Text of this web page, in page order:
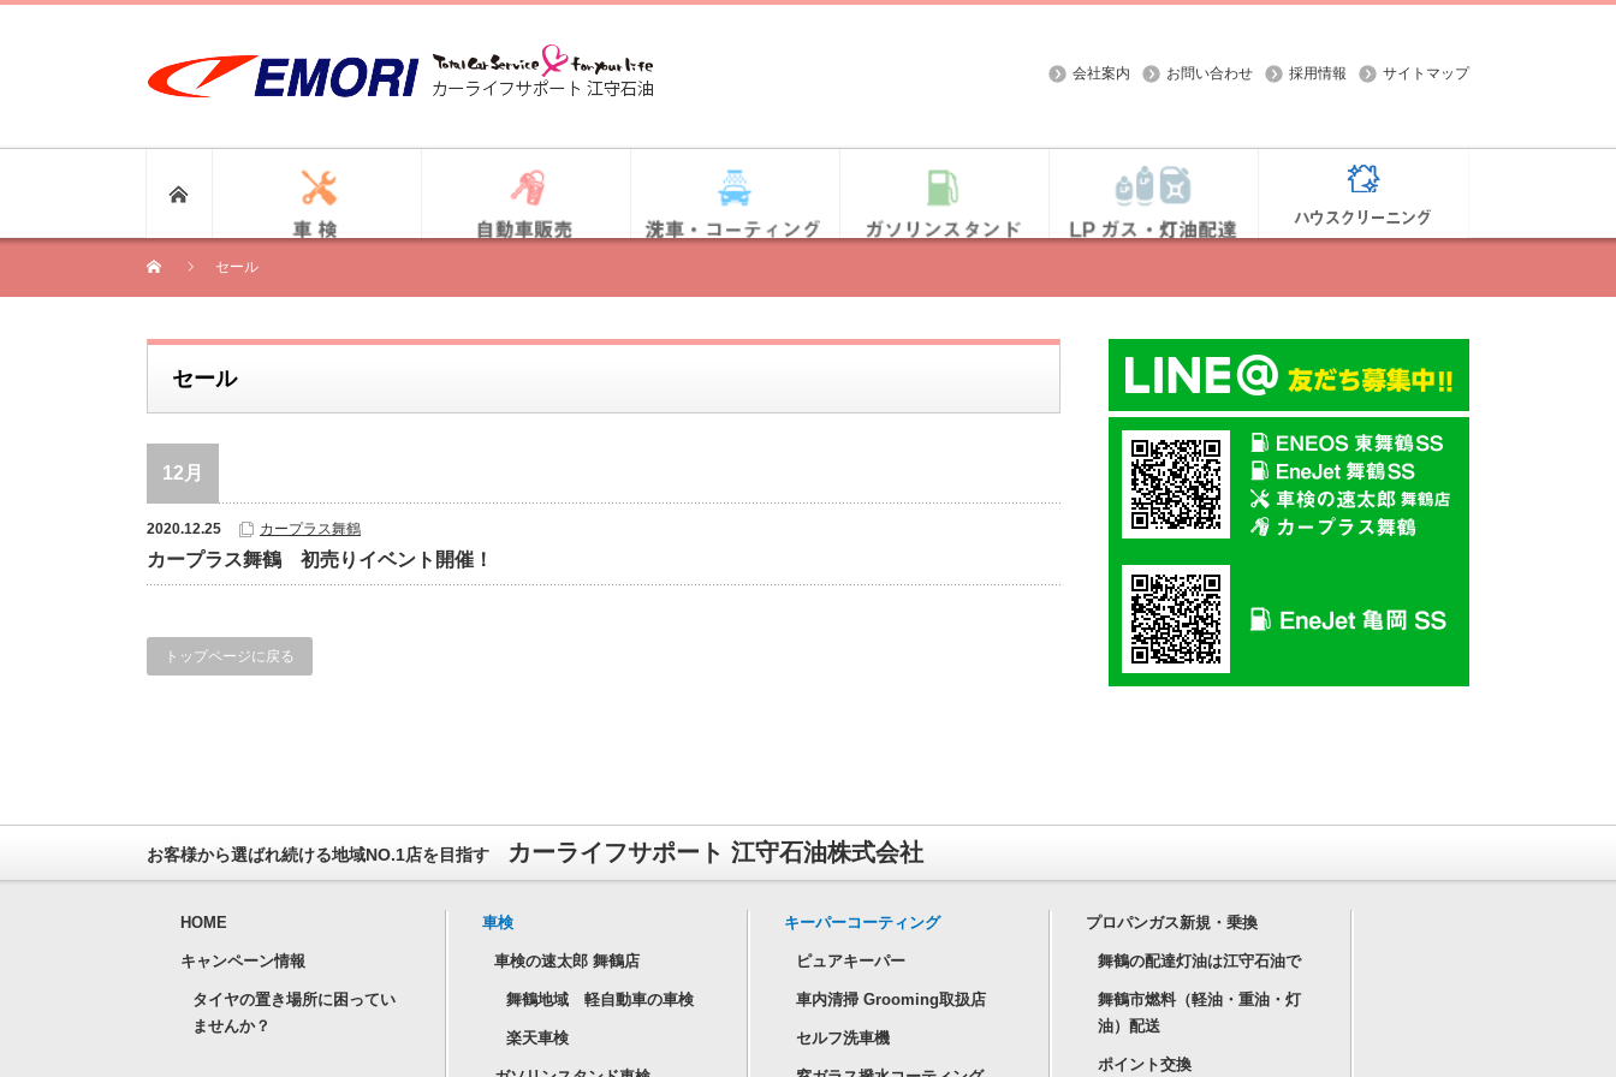
会社案内 お問い合わせ 採用情報 サイトマップ
セール
セール
12月
2020.12.25 カープラス舞鶴
カープラス舞鶴 初売りイベント開催！
トップページに戻る
お客様から選ばれ続ける地域NO.1店を目指す カーライフサポート 江守石油株式会社
HOME
キャンペーン情報
タイヤの置き場所に困ってい
ませんか？
車検
車検の速太郎 舞鶴店
舞鶴地域 軽自動車の車検
楽天車検
キーパーコーティング
ピュアキーパー
車内清掃 Grooming取扱店
セルフ洗車機
プロパンガス新規・乗換
舞鶴の配達灯油は江守石油で
舞鶴市燃料（軽油・重油・灯
油）配送
ポイント交換